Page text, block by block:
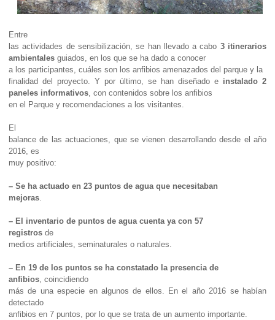
Entre
las actividades de sensibilización, se han llevado a cabo 3 itinerarios
ambientales guiados, en los que se ha dado a conocer
a los participantes, cuáles son los anfibios amenazados del parque y la
finalidad del proyecto. Y por último, se han diseñado e instalado 2
paneles informativos , con contenidos sobre los anfibios
en el Parque y recomendaciones a los visitantes.
El
balance de las actuaciones, que se vienen desarrollando desde el año
2016, es
muy positivo:
– Se ha actuado en 23 puntos de agua que necesitaban
mejoras
– El inventario de puntos de agua cuenta ya con 57
registros de
medios artificiales, seminaturales o naturales.
– En 19 de los puntos se ha constatado la presencia de
anfibios , coincidiendo
más de una especie en algunos de ellos. En el año 2016 se habían
detectado
anfibios en 7 puntos, por lo que se trata de un aumento importante.